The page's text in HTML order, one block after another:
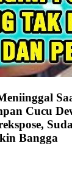
Cucu
Bangga